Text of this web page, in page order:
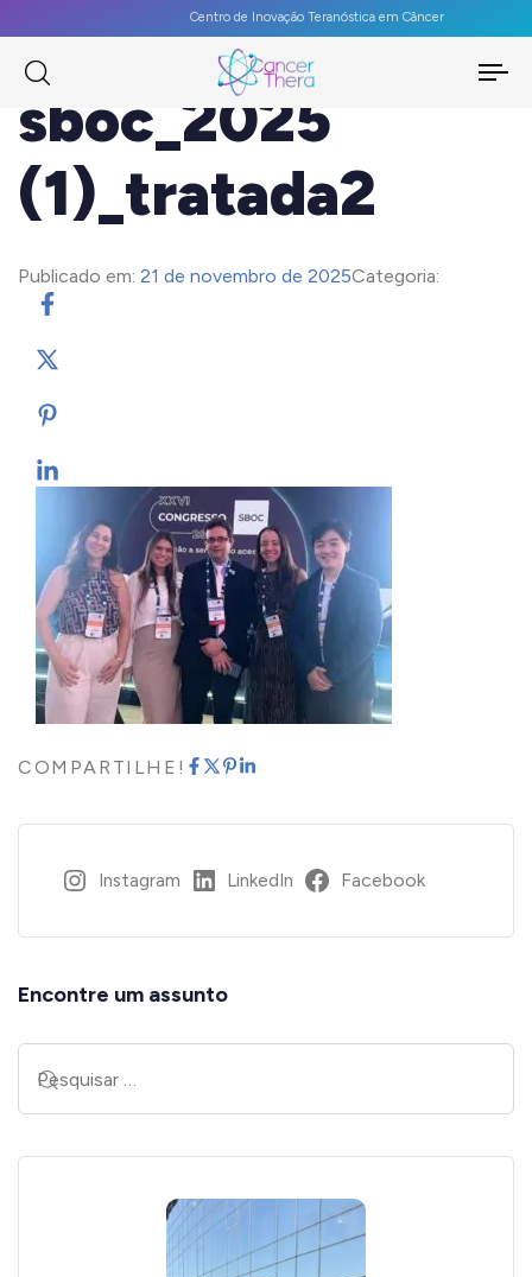
Centro de Inovação Teranóstica em Câncer
sboc_2025
(1)_tratada2
Publicado em: 21 de novembro de 2025Categoria:
COMPARTILHE!
Instagram LinkedIn Facebook
Encontre um assunto